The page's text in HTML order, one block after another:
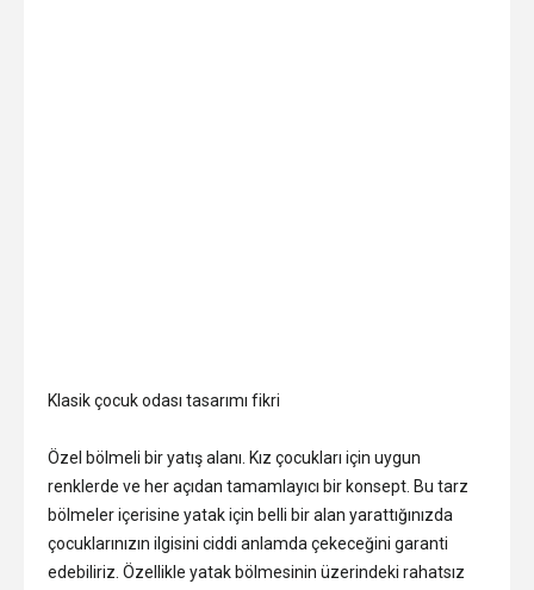
Klasik çocuk odası tasarımı fikri
Özel bölmeli bir yatış alanı. Kız çocukları için uygun
renklerde ve her açıdan tamamlayıcı bir konsept. Bu tarz
bölmeler içerisine yatak için belli bir alan yarattığınızda
çocuklarınızın ilgisini ciddi anlamda çekeceğini garanti
edebiliriz. Özellikle yatak bölmesinin üzerindeki rahatsız